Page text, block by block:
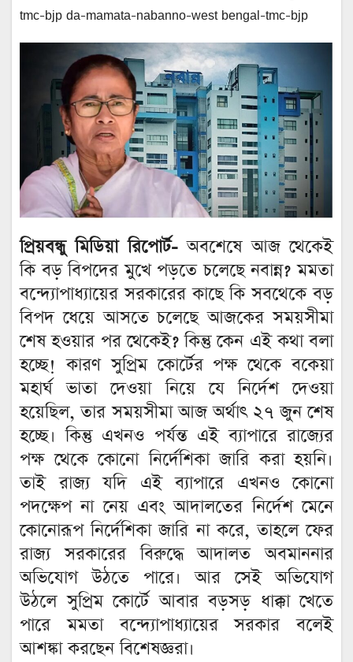
tmc-bjp da-mamata-nabanno-west bengal-tmc-bjp
প্রিয়বন্ধু মিডিয়া রিপোর্ট-অবশেষে আজ থেকেই
কি বড় বিপদের মুখে পড়তে চলেছে নবান্ন? মমতা
বন্দ্যোপাধ্যায়ের সরকারের কাছে কি সবথেকে বড়
বিপদ ধেয়ে আসতে চলেছে আজকের সময়সীমা
শেষ হওয়ার পর থেকেই? কিন্তু কেন এই কথা বলা
হচ্ছে! কারণ সুপ্রিম কোর্টের পক্ষ থেকে বকেয়া
মহার্ঘ ভাতা দেওয়া নিয়ে যে নির্দেশ দেওয়া
হয়েছিল, তার সময়সীমা আজ অর্থাৎ ২৭ জুন শেষ
হচ্ছে। কিন্তু এখনও পর্যন্ত এই ব্যাপারে রাজ্যের
পক্ষ থেকে কোনো নির্দেশিকা জারি করা হয়নি।
তাই রাজ্য যদি এই ব্যাপারে এখনও কোনো
পদক্ষেপ না নেয় এবং আদালতের নির্দেশ মেনে
কোনোরূপ নির্দেশিকা জারি না করে, তাহলে ফের
রাজ্য সরকারের বিরুদ্ধে আদালত অবমাননার
অভিযোগ উঠতে পারে। আর সেই অভিযোগ
উঠলে সুপ্রিম কোর্টে আবার বড়সড় ধাক্কা খেতে
পারে মমতা বন্দ্যোপাধ্যায়ের সরকার বলেই
আশঙ্কা করছেন বিশেষজ্ঞরা।